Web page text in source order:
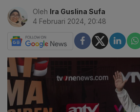
Oleh Ira Guslina Sufa
4 Februari 2024, 20:48